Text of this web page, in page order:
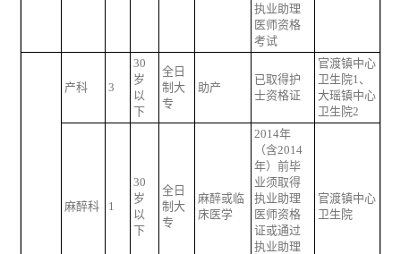
执业助理
医师资格
考试
产科 3
30
岁
以
下
全日
制大
专
助产
已取得护
士资格证
官渡镇中心
卫生院1、
大瑶镇中心
卫生院2
麻醉科 1
30
岁
以
下
全日
制大
专
麻醉或临
床医学
2014年
（含2014
年）前毕
业须取得
执业助理
医师资格
证或通过
执业助理
官渡镇中心
卫生院